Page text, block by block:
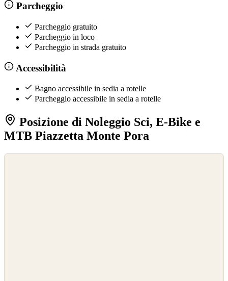
Parcheggio
Parcheggio gratuito
Parcheggio in loco
Parcheggio in strada gratuito
Accessibilità
Bagno accessibile in sedia a rotelle
Parcheggio accessibile in sedia a rotelle
Posizione di Noleggio Sci, E-Bike e
MTB Piazzetta Monte Pora